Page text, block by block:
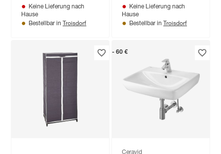
Keine Lieferung nach
Hause
Bestellbar in Troisdorf
Keine Lieferung nach
Hause
Bestellbar in Troisdorf
- 60 €
Ceravid